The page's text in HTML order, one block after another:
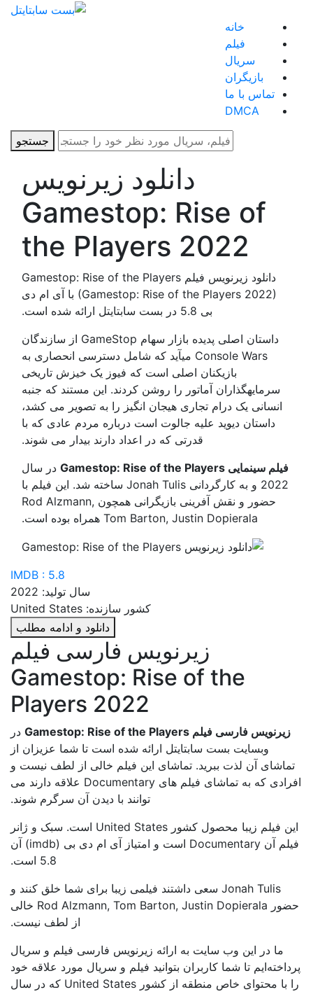
خانه
فیلم
سریال
بازیگران
تماس با ما
DMCA
جستجو
دانلود زیرنویس
Gamestop: Rise of
the Players 2022
دانلود زیرنویس فیلم Gamestop: Rise of the Players
(Gamestop: Rise of the Players 2022) با آی ام دی
بی 5.8 در بست سابتایتل ارائه شده است.
داستان اصلی پدیده بازار سهام GameStop از سازندگان
Console Wars میآید که شامل دسترسی انحصاری به
بازیکنان اصلی است که فیوز یک خیزش تاریخی
سرمایهگذاران آماتور را روشن کردند. این مستند که جنبه
انسانی یک درام تجاری هیجان انگیز را به تصویر می کشد،
داستان دیوید علیه جالوت است درباره مردم عادی که با
قدرتی که در اعداد دارند بیدار می شوند.
فیلم سینمایی Gamestop: Rise of the Players
در سال
2022 و به کارگردانی Jonah Tulis ساخته شد. این فیلم با
حضور و نقش آفرینی بازیگرانی همچون Rod Alzmann,
Tom Barton, Justin Dopierala همراه بوده است.
IMDB : 5.8
سال تولید: 2022
کشور سازنده: United States
دانلود و ادامه مطلب
زیرنویس فارسی فیلم
Gamestop: Rise of the
Players 2022
زیرنویس فارسی فیلم Gamestop: Rise of the Players
در
وبسایت بست سابتایتل ارائه شده است تا شما عزیزان از
تماشای آن لذت ببرید. تماشای این فیلم خالی از لطف نیست و
افرادی که به تماشای فیلم های Documentary علاقه دارند می
توانند با دیدن آن سرگرم شوند.
این فیلم زیبا محصول کشور United States است. سبک و ژانر
فیلم آن Documentary است و امتیاز آی ام دی بی (imdb) آن
5.8 است.
Jonah Tulis سعی داشتند فیلمی زیبا برای شما خلق کنند و
حضور Rod Alzmann, Tom Barton, Justin Dopierala خالی
از لطف نیست.
ما در این وب سایت به ارائه زیرنویس فارسی فیلم و سریال
پرداخته‌ایم تا شما کاربران بتوانید فیلم و سریال مورد علاقه خود
را با محتوای خاص منطقه از کشور United States که در سال